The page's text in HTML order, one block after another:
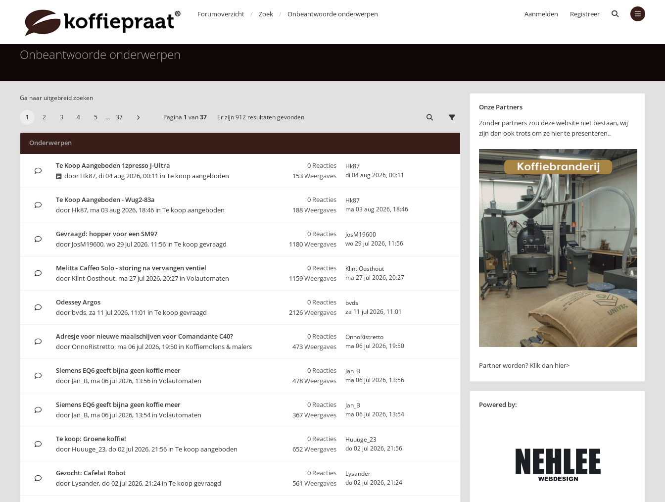
Aanmelden Registreer
Forumoverzicht Zoek Onbeantwoorde onderwerpen
Onbeantwoorde onderwerpen
Ga naar uitgebreid zoeken
1 2 3 4 5 … 37 Pagina 1 van37 Er zijn 912 resultaten gevonden
Onderwerpen
Te Koop Aangeboden 1zpresso J-Ultra
door Hk87,di 04 aug 2026, 00:11 in Te koop aangeboden
0 Reacties
153Weergaves
Hk87
di 04 aug 2026, 00:11
Te Koop Aangeboden - Wug2-83a
door Hk87, ma 03 aug 2026, 18:46 in Te koop aangeboden
0 Reacties
188Weergaves
Hk87
ma 03 aug 2026, 18:46
Gevraagd: hopper voor een SM97
door JosM19600,wo 29 jul 2026, 11:56 in Te koop gevraagd
0 Reacties
1180Weergaves
JosM19600
wo 29 jul 2026, 11:56
Melitta Caffeo Solo - storing na vervangen ventiel
door Klint Oosthout, ma 27 jul 2026, 20:27 in Volautomaten
0 Reacties
1159Weergaves
Klint Oosthout
ma 27 jul 2026, 20:27
Odessey Argos
door bvds,za 11 jul 2026, 11:01 in Te koop gevraagd
0 Reacties
2126Weergaves
bvds
za 11 jul 2026, 11:01
Adresje voor nieuwe maalschijven voor Comandante C40?
doorOnnoRistretto, ma 06 jul 2026, 19:50 in Koffiemolens & malers
0 Reacties
473Weergaves
OnnoRistretto
ma 06 jul 2026, 19:50
Siemens EQ6 geeft bijna geen koffie meer
door Jan_B, ma 06 jul 2026, 13:56 in Volautomaten
0 Reacties
478Weergaves
Jan_B
ma 06 jul 2026, 13:56
Siemens EQ6 geeft bijna geen koffie meer
door Jan_B, ma 06 jul 2026, 13:54in Volautomaten
0 Reacties
367Weergaves
Jan_B
ma 06 jul 2026, 13:54
Te koop: Groene koffie!
door Huuuge_23,do 02 jul 2026, 21:56 in Te koop aangeboden
0 Reacties
652Weergaves
Huuuge_23
do 02 jul 2026, 21:56
Gezocht: Cafelat Robot
door Lysander,do 02 jul 2026, 21:24in Te koop gevraagd
0 Reacties
561 Weergaves
Lysander
do 02 jul 2026, 21:24
Onze Partners
Zonder partners zou deze website niet bestaan, wij
zijn dan ook trots om ze hier te presenteren..
Partner worden? Klik dan hier>
Powered by: